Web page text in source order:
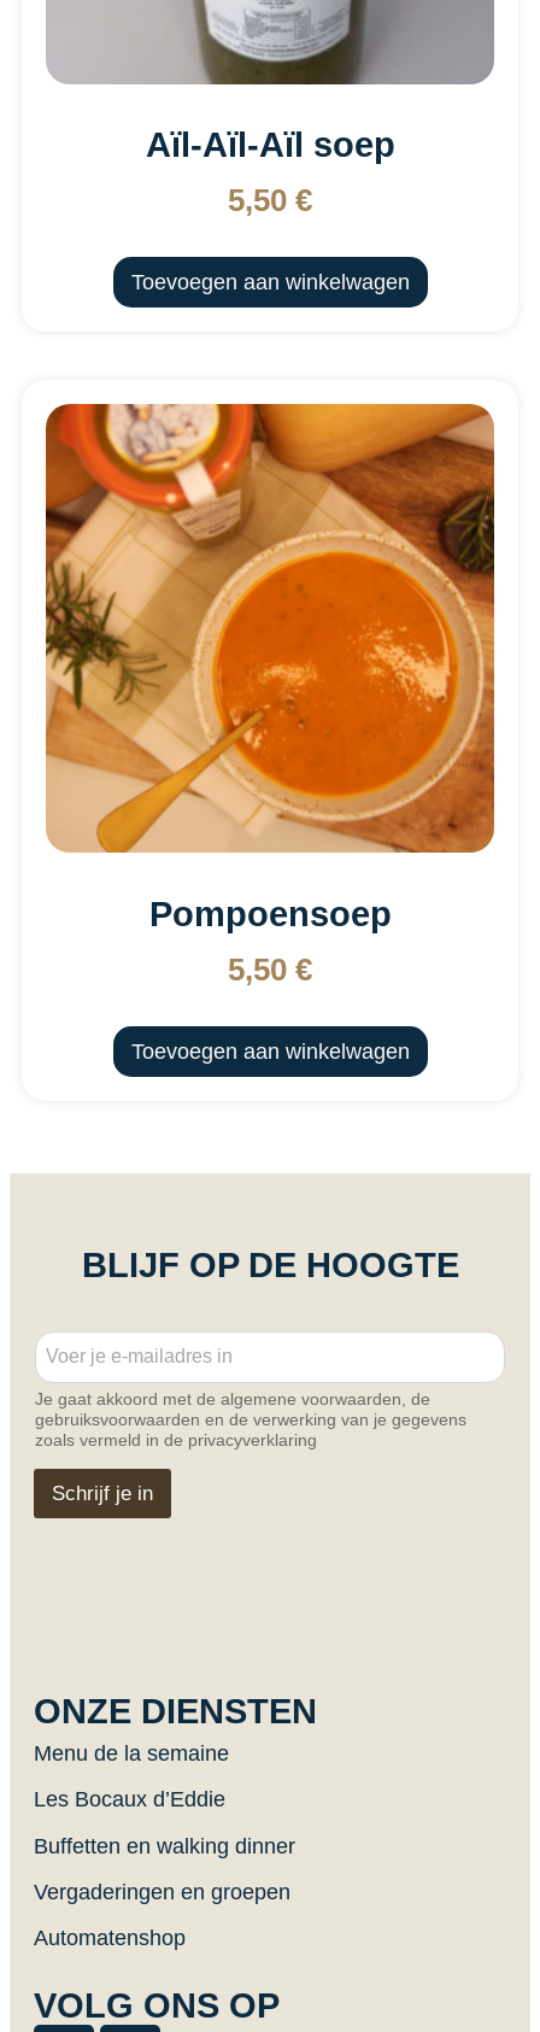
Aïl-Aïl-Aïl soep
5,50 €
Toevoegen aan winkelwagen
Pompoensoep
5,50 €
Toevoegen aan winkelwagen
BLIJF OP DE HOOGTE
m
a
i
l
*
E
m
i
l
Je gaat akkoord met de algemene voorwaarden, de
gebruiksvoorwaarden en de verwerking van je gegevens
zoals vermeld in de privacyverklaring
Schrijf je in
ONZE DIENSTEN
Menu de la semaine
Les Bocaux d’Eddie
Buffetten en walking dinner
Vergaderingen en groepen
Automatenshop
VOLG ONS OP